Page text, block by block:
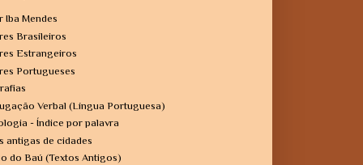
Iba Mendes
Brasileiros
Estrangeiros
Portugueses
Verbal (Língua Portuguesa)
- Índice por palavra
antigas de cidades
do Baú (Textos Antigos)